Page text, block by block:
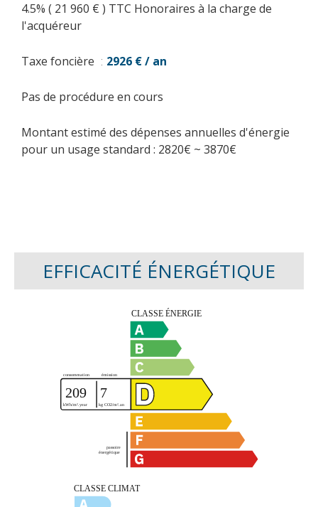
4.5% ( 21 960 € ) TTC Honoraires à la charge de
l'acquéreur
Taxe foncière 2926 € / an
Pas de procédure en cours
Montant estimé des dépenses annuelles d'énergie
pour un usage standard : 2820€ ~ 3870€
EFFICACITÉ ÉNERGÉTIQUE